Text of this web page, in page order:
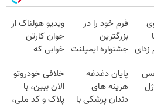
فرم خود را در
بزرگترین
جشنواره ایمپلنت
فقط ۲۵ میلیون
ویدیو هولناک از
جوان کارتن
خوابی که
آموزش رایگان
پایان دغدغه
هزینه های
دندان پزشکی با
خلافی خودروتو
الان ببین، با
پلاک و کد ملی،